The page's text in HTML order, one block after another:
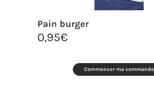
Pain burger
0,95€
Commencer ma commande